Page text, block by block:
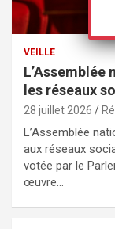
VEILLE
L’Assemblée
les réseaux
28 juillet 2026
L’Assemblée
aux réseaux
votée par le
œuvre…